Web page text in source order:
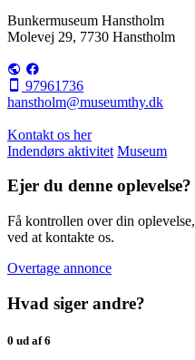
Bunkermuseum Hanstholm
Molevej 29, 7730 Hanstholm
97961736
hanstholm@museumthy.dk
Kontakt os her
Indendørs aktivitet Museum
Ejer du denne oplevelse?
Få kontrollen over din oplevelse,
ved at kontakte os.
Overtage annonce
Hvad siger andre?
0 ud af 6